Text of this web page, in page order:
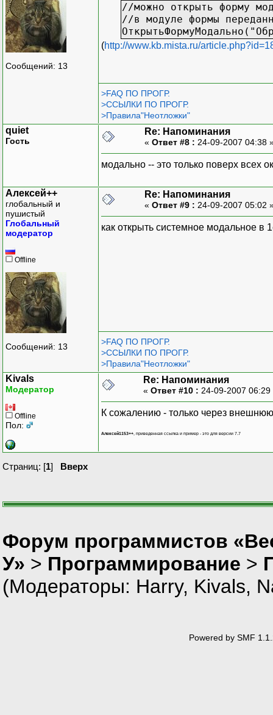
Сообщений: 13
//можно открыть форму
//в модуле формы
(http://www.kb.mista.ru/
>FAQ ПО ПРОГР.
>ССЫЛКИ ПО ПРОГР.
>Правила"Неотложки"
quiet
Гость
Re: Напоминания
« Ответ #8 : 24-09-2007 04:38
модально -- это только поверх всех
Алексей++
глобальный и
пушистый
Глобальный
модератор
Offline
Сообщений: 13
Re: Напоминания
« Ответ #9 : 24-09-2007 05:02
как открыть системное модальное в
>FAQ ПО ПРОГР.
>ССЫЛКИ ПО ПРОГР.
>Правила"Неотложки"
Kivals
Модератор
Offline
Пол:
Re: Напоминания
« Ответ #10 : 24-09-2007
К сожалению - только через
Алексей1153++ , приведенная ссылка и пример - это для версии 7.7
Страниц: [1] Вверх
Форум программистов
У» > Программирование >
(Модераторы: Harry, Kivals,
Powered by SMF